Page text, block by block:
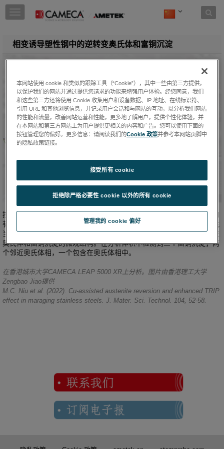
Skip to content
T
o
g
l
e
v
g
a
o
相变诱导塑性钢中的逆转变奥氏体和富铜沉淀
控制逆转变奥氏体的形成和稳定性对于实现高强度钢的强度、延展性和
韧性的有利的组合至关重要。铜沉淀被发现是通过增强化学驱动力和充
当非均匀形核位点来加速奥氏体转变。三维原子探针图像显示了逆转变
奥氏体和富铜沉淀的微观结构。在分析体积中检测到三个富铜沉淀；两
个邻近奥氏体相，一个包含在奥氏体相中。
在香港城市大学CAMECA LEAP 5000 XR上分析。图片由香港理工大学
Zengbao Jiao提供
M.C. Niu et al. (2022). Cu-assisted austenite reversion and enhanced TRIP
effect in maraging stainless steels. J. Mater. Sci. Technol. 104, 52-58.
本网站使用 cookie 和类似的跟踪工具（“Cookie”），其中一些由第三方提供，
以保护我们的网站并通过提供您请求的功能来增强用户体验。经您同意，我们
和这些第三方还将使用 Cookie 收集用户和设备数据、IP 地址、在线标识符、
引用 URL 和其他浏览信息，并记录用户会话和与网站的互动，以分析我们网站
的性能和流量，改善网站运营和性能，更多地了解用户，提供个性化体验，并
在本网站和第三方网站上为用户提供更相关的内容和广告。您可以使用下面的
按钮管理您的偏好。更多信息：请阅读我们的Cookie 政策并参考本网站页脚中
的隐私政策链接。
管理我的 cookie 偏好
拒绝除严格必要性 cookie 以外的所有 cookie
接受所有 cookie